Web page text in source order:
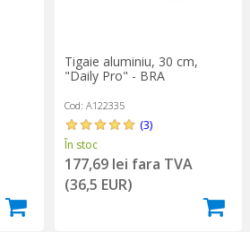
Tigaie aluminiu, 30 cm,
"Daily Pro" - BRA
Cod: A122335
(3)
În stoc
177,69 lei fara TVA
(36,5 EUR)